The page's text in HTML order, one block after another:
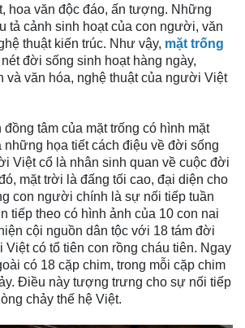
hoa văn độc đáo, ấn tượng. Những
tả cảnh sinh hoạt của con người, văn
thuật kiến trúc. Như vậy, mặt trống
đời sống sinh hoạt hàng ngày,
và văn hóa, nghệ thuật của người Việt
tâm của mặt trống có hình mặt
những họa tiết cách điệu về đời sống
Việt cổ là nhân sinh quan về cuộc đời
mặt trời là đấng tối cao, đại diện cho
con người chính là sự nối tiếp tuần
tiếp theo có hình ảnh của 10 con nai
cội nguồn dân tộc với 18 tám đời
có tổ tiên con rồng cháu tiên. Ngay
có 18 cặp chim, trong mỗi cặp chim
Điều này tượng trưng cho sự nối tiếp
chảy thế hệ Việt.